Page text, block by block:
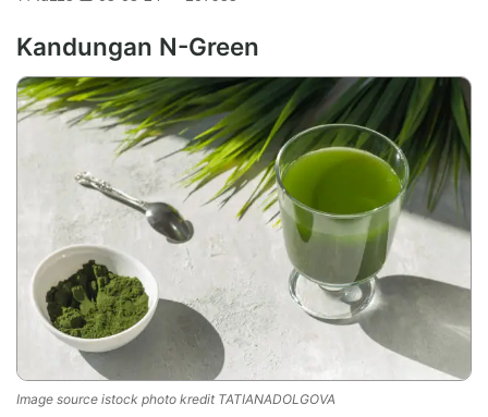
Kandungan N-Green
Image source istock photo kredit TATIANADOLGOVA